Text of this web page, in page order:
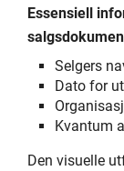
Essensiell
Selgers
Dato for
Kvantum
Den visuelle